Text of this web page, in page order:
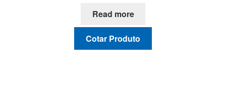
Read more
Cotar Produto